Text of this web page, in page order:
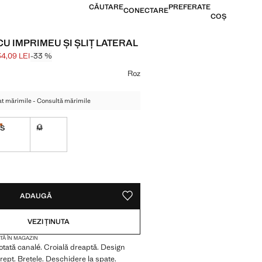
CĂUTARECONECTAREPREFERATE
COȘ
IMPRIMEU ȘI ȘLIȚ LATERAL
[199,99 LEI ]
LEI ]
LEI-33 %
Roz
mărimile - Consultă mărimile
dar îl vreau!
S
Ultimele câteva articole!
M
ADAUGĂ SALVEAZĂ CA PREFERAT
VEZI ȚINUTA
ÎN MAGAZIN
canalé. Croială dreaptă. Design
Bretele. Deschidere la spate.